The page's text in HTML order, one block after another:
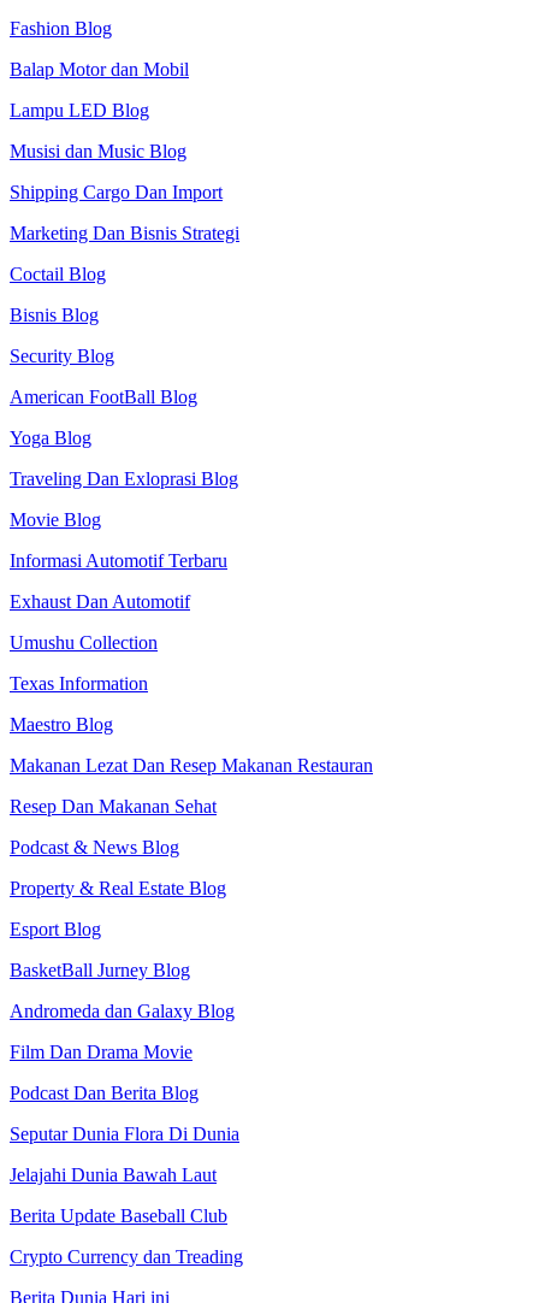
Fashion Blog
Balap Motor dan Mobil
Lampu LED Blog
Musisi dan Music Blog
Shipping Cargo Dan Import
Marketing Dan Bisnis Strategi
Coctail Blog
Bisnis Blog
Security Blog
American FootBall Blog
Yoga Blog
Traveling Dan Exloprasi Blog
Movie Blog
Informasi Automotif Terbaru
Exhaust Dan Automotif
Umushu Collection
Texas Information
Maestro Blog
Makanan Lezat Dan Resep Makanan Restauran
Resep Dan Makanan Sehat
Podcast & News Blog
Property & Real Estate Blog
Esport Blog
BasketBall Jurney Blog
Andromeda dan Galaxy Blog
Film Dan Drama Movie
Podcast Dan Berita Blog
Seputar Dunia Flora Di Dunia
Jelajahi Dunia Bawah Laut
Berita Update Baseball Club
Crypto Currency dan Treading
Berita Dunia Hari ini